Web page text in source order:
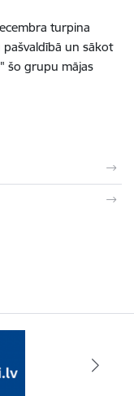
turpina
un sākot
šo grupu mājas